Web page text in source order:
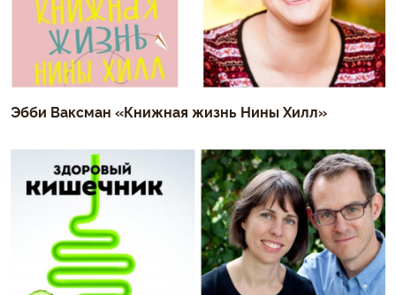
Эбби Ваксман «Книжная жизнь Нины Хилл»